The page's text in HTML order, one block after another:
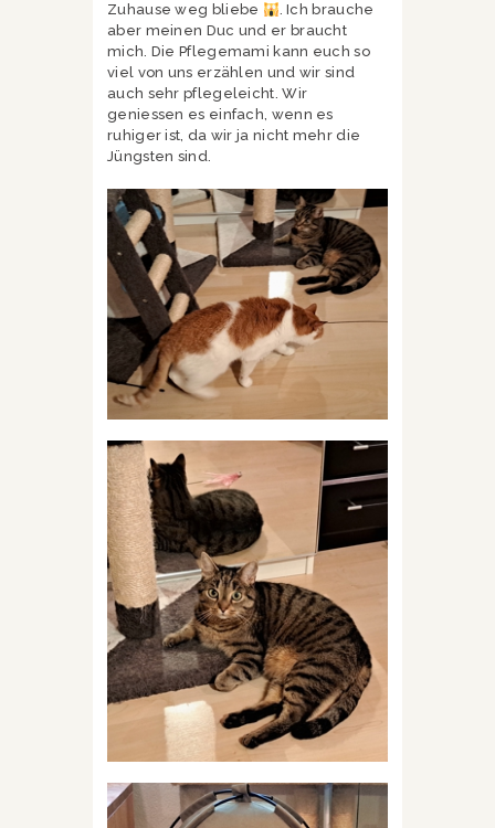
Zuhause weg bliebe
. Ich brauche
aber meinen Duc und er braucht
mich. Die Pflegemami kann euch so
viel von uns erzählen und wir sind
auch sehr pflegeleicht. Wir
geniessen es einfach, wenn es
ruhiger ist, da wir ja nicht mehr die
Jüngsten sind.